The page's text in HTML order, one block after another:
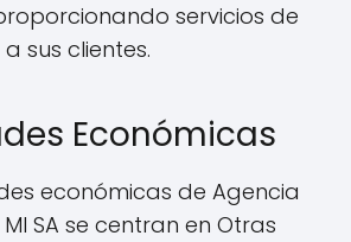
servicios de
sus clientes.
Económicas
económicas de Agencia
SA se centran en Otras